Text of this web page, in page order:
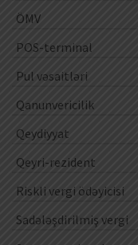
ÖMV
POS-terminal
Pul vəsaitləri
Qanunvericilik
Qeydiyyat
Qeyri-rezident
Riskli vergi ödəyicisi
Sadələşdirilmiş vergi